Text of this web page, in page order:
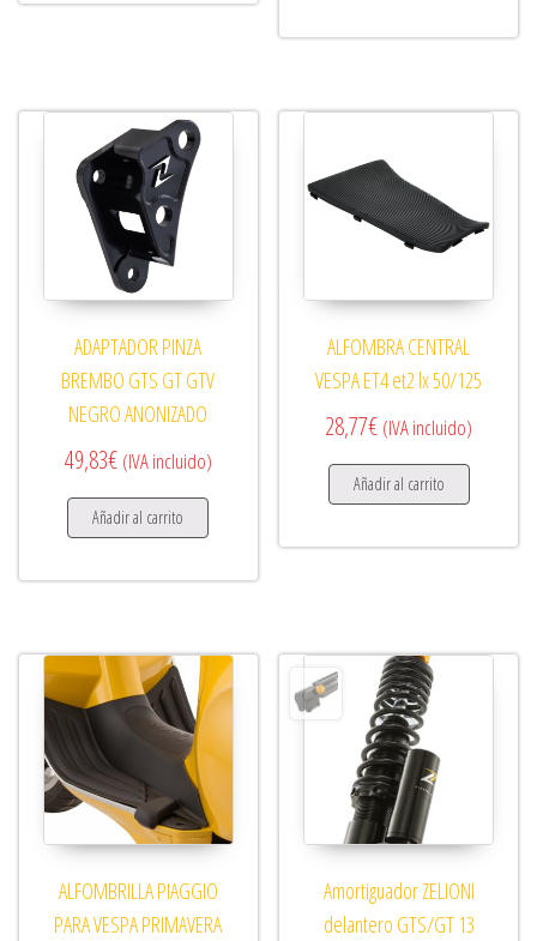
ADAPTADOR PINZA
BREMBO GTS GT GTV
NEGRO ANONIZADO
49,83€ (IVA incluido)
Añadir al carrito
ALFOMBRA CENTRAL
VESPA ET4 et2 lx 50/125
28,77€ (IVA incluido)
Añadir al carrito
ALFOMBRILLA PIAGGIO
PARA VESPA PRIMAVERA
Amortiguador ZELIONI
delantero GTS/GT 13